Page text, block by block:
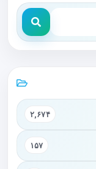
۲,۶۷۴
۱۵۷